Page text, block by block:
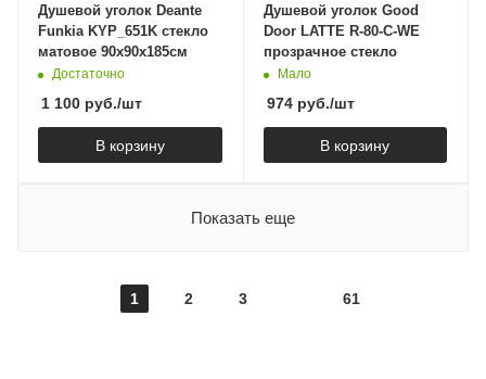
Душевой уголок Deante
Funkia KYP_651K стекло
матовое 90х90х185см
Достаточно
1 100 руб./шт
В корзину
Душевой уголок Good
Door LATTE R-80-C-WE
прозрачное стекло
Мало
974руб./шт
В корзину
Показать еще
1 2 3 61